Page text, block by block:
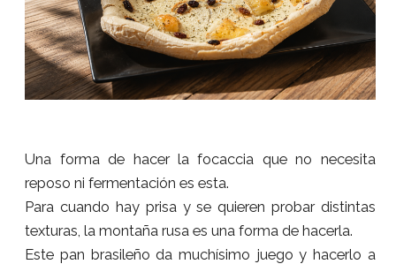
Una forma de hacer la focaccia que no necesita
reposo ni fermentación es esta.
Para cuando hay prisa y se quieren probar distintas
texturas, la montaña rusa es una forma de hacerla.
Este pan brasileño da muchísimo juego y hacerlo a